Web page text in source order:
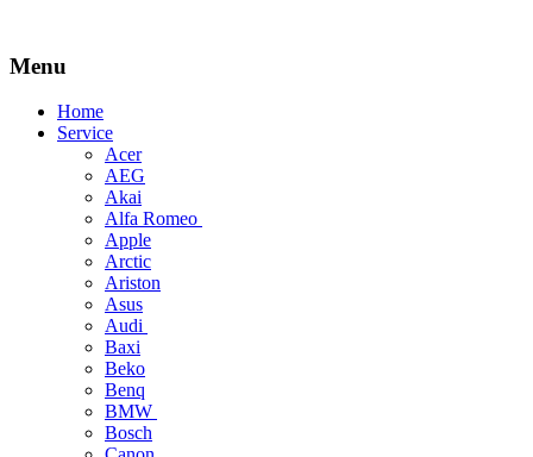
Menu
Skip
Home
Service
Acer
AEG
Akai
Alfa Romeo
Apple
Arctic
Ariston
Asus
Audi
Baxi
Beko
Benq
BMW
Bosch